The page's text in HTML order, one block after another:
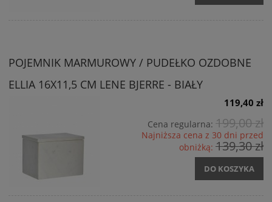
POJEMNIK MARMUROWY / PUDEŁKO OZDOBNE
ELLIA 16X11,5 CM LENE BJERRE - BIAŁY
119,40 zł
Cena regularna: 199,00 zł
Najniższa cena z 30 dni przed
obniżką: 139,30 zł
DO KOSZYKA